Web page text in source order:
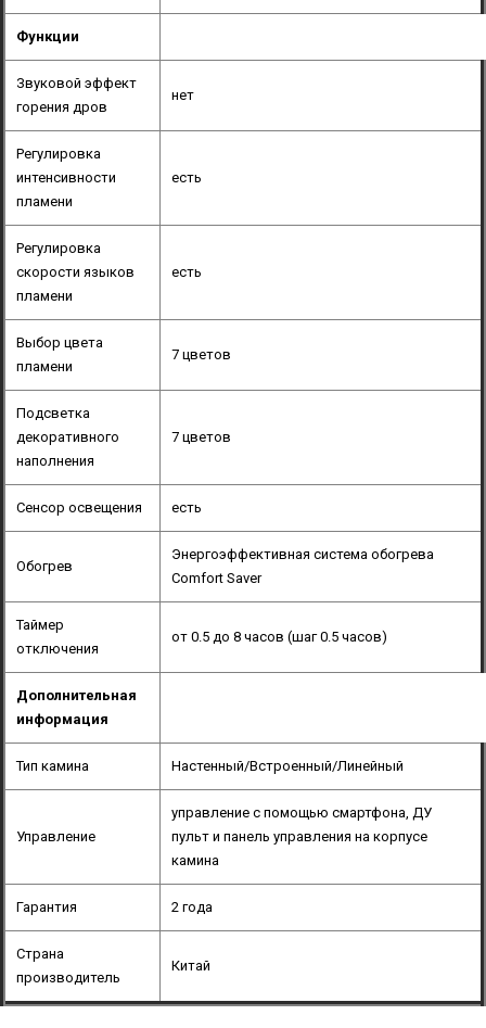
Функции
Звуковой эффект
горения дров
нет
Регулировка
интенсивности
пламени
есть
Регулировка
скорости языков
пламени
есть
Выбор цвета
пламени
7 цветов
Подсветка
декоративного
наполнения
7 цветов
Сенсор освещения есть
Обогрев
Энергоэффективная система обогрева
Comfort Saver
Таймер
отключения
от 0.5 до 8 часов (шаг 0.5 часов)
Дополнительная
информация
Тип камина Настенный/Встроенный/Линейный
Управление
управление с помощью смартфона, ДУ
пульт и панель управления на корпусе
камина
Гарантия 2 года
Страна
производитель
Китай